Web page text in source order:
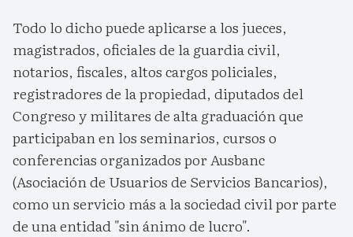
Todo lo dicho puede aplicarse a los jueces,
magistrados, oficiales de la guardia civil,
notarios, fiscales, altos cargos policiales,
registradores de la propiedad, diputados del
Congreso y militares de alta graduación que
participaban en los seminarios, cursos o
conferencias organizados por Ausbanc
(Asociación de Usuarios de Servicios Bancarios),
como un servicio más a la sociedad civil por parte
de una entidad "sin ánimo de lucro".